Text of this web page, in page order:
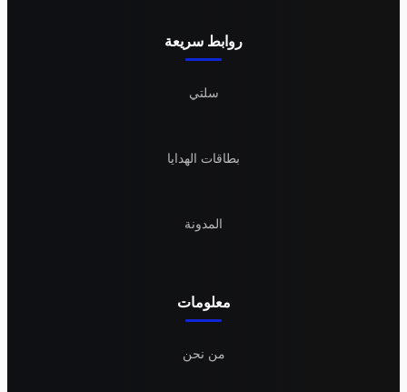
روابط سريعة
سلتي
بطاقات الهدايا
المدونة
معلومات
من نحن